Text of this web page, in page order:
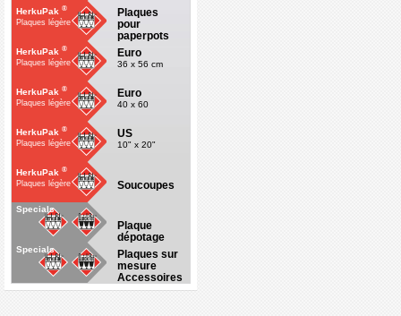
HerkuPak ®
Plaques légère
Plaques
pour
paperpots
HerkuPak ®
Plaques légère
Euro
36 x 56 cm
HerkuPak ®
Plaques légère
Euro
40 x 60
HerkuPak ®
Plaques légère
US
10" x 20"
HerkuPak ®
Plaques légère
Soucoupes
Specials
Plaque
dépotage
Specials
Plaques sur
mesure
Accessoires